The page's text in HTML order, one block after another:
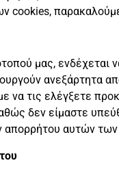
cookies,
μας,
ανεξάρτητα
να τις ελέγξετε
δεν είμαστε
απορρήτου αυτών